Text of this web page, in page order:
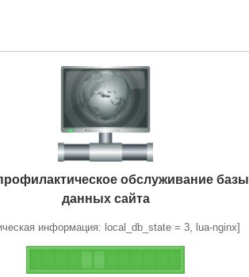
обслуживание базы
данных сайта
информация: local_db_state = 3, lua-nginx]